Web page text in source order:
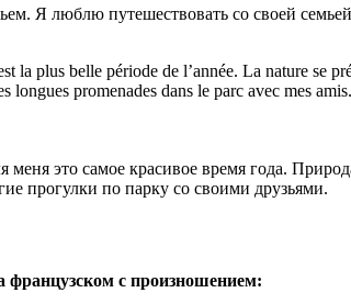
Я люблю путешествовать со своей
la plus belle période de l’année. La nature se
longues promenades dans le parc avec mes amis.
меня это самое красивое время года.
прогулки по парку со своими друзьями.
французском с произношением: